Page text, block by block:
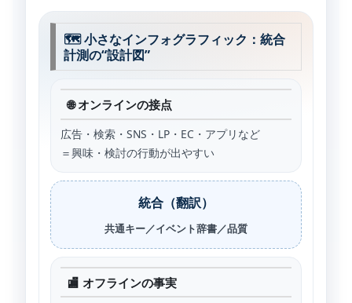
🗺 小さなインフォグラフィック：統合
計測の“設計図”
🌐 オンラインの接点
広告・検索・SNS・LP・EC・アプリなど
＝興味・検討の行動が出やすい
統合（翻訳）
共通キー／イベント辞書／品質
🏬 オフラインの事実